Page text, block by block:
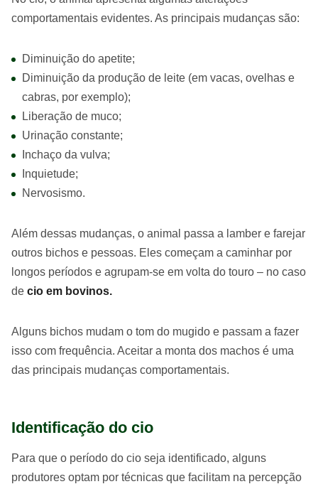
comportamentais evidentes. As principais mudanças são:
Diminuição do apetite;
Diminuição da produção de leite (em vacas, ovelhas e
cabras, por exemplo);
Liberação de muco;
Urinação constante;
Inchaço da vulva;
Inquietude;
Nervosismo.
Além dessas mudanças, o animal passa a lamber e farejar
outros bichos e pessoas. Eles começam a caminhar por
longos períodos e agrupam-se em volta do touro – no caso
de cio em bovinos.
Alguns bichos mudam o tom do mugido e passam a fazer
isso com frequência. Aceitar a monta dos machos é uma
das principais mudanças comportamentais.
Identificação do cio
Para que o período do cio seja identificado, alguns
produtores optam por técnicas que facilitam na percepção